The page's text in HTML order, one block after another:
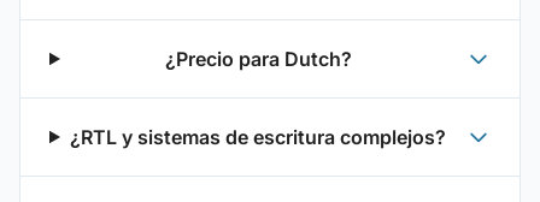
¿Precio para Dutch?
¿RTL y sistemas de escritura complejos?